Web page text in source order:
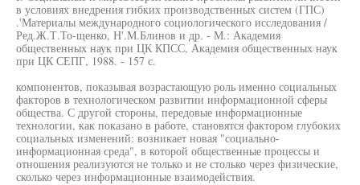
в условиях внедрения гибких производственных систем (ГПС)
.'Материалы международного социологического исследования /
Ред.Ж.Т.То-щенко, Н'.М.Блинов и др. - М.: Академия
общественных наук при ЦК КПСС, Академия общественных наук
при ЦК СЕПГ, 1988. - 157 с.
компонентов, показывая возрастающую роль именно социальных
факторов в технологическом развитии информационной сферы
общества. С другой стороны, передовые информационные
технологии, как показано в работе, становятся фактором глубоких
социальных изменений: возникает новая "социально-
информационная среда", в которой общественные процессы и
отношения реализуются не только и не столько через физические,
сколько через информационные взаимодействия.